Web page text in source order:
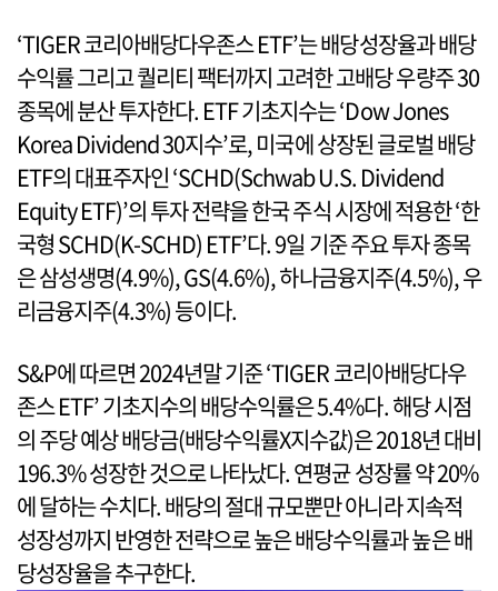
‘TIGER 코리아배당다우존스 ETF’는 배당성장율과 배당
수익률 그리고 퀄리티 팩터까지 고려한 고배당 우량주 30
종목에 분산 투자한다. ETF 기초지수는 ‘Dow Jones
Korea Dividend 30지수’로, 미국에 상장된 글로벌 배당
ETF의 대표주자인 ‘SCHD(Schwab U.S. Dividend
Equity ETF)’의 투자 전략을 한국 주식 시장에 적용한 ‘한
국형 SCHD(K-SCHD) ETF’다. 9일 기준 주요 투자 종목
은 삼성생명(4.9%), GS(4.6%), 하나금융지주(4.5%), 우
리금융지주(4.3%) 등이다.
S&P에 따르면 2024년말 기준 ‘TIGER 코리아배당다우
존스 ETF’ 기초지수의 배당수익률은 5.4%다. 해당 시점
의 주당 예상 배당금(배당수익률X지수값)은 2018년 대비
196.3% 성장한 것으로 나타났다. 연평균 성장률 약 20%
에 달하는 수치다. 배당의 절대 규모뿐만 아니라 지속적
성장성까지 반영한 전략으로 높은 배당수익률과 높은 배
당성장율을 추구한다.